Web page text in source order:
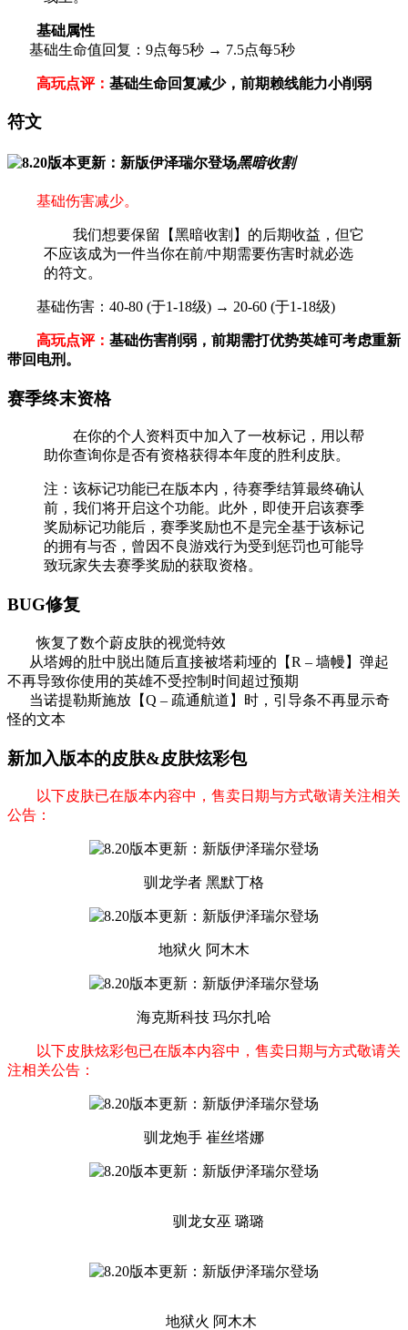
基础属性
基础生命值回复：9点每5秒 → 7.5点每5秒
高玩点评： 基础生命回复减少，前期赖线能力小削弱
符文
黑暗收割
基础伤害减少。
我们想要保留【黑暗收割】的后期收益，但它
不应该成为一件当你在前/中期需要伤害时就必选
的符文。
基础伤害：40-80 (于1-18级) → 20-60 (于1-18级)
高玩点评： 基础伤害削弱，前期需打优势英雄可考虑重新
带回电刑。
赛季终末资格
在你的个人资料页中加入了一枚标记，用以帮
助你查询你是否有资格获得本年度的胜利皮肤。
注：该标记功能已在版本内，待赛季结算最终确认
前，我们将开启这个功能。此外，即使开启该赛季
奖励标记功能后，赛季奖励也不是完全基于该标记
的拥有与否，曾因不良游戏行为受到惩罚也可能导
致玩家失去赛季奖励的获取资格。
BUG修复
恢复了数个蔚皮肤的视觉特效
从塔姆的肚中脱出随后直接被塔莉垭的【R – 墙幔】弹起
不再导致你使用的英雄不受控制时间超过预期
当诺提勒斯施放【Q – 疏通航道】时，引导条不再显示奇
怪的文本
新加入版本的皮肤&皮肤炫彩包
以下皮肤已在版本内容中，售卖日期与方式敬请关注相关
公告：
驯龙学者 黑默丁格
地狱火 阿木木
海克斯科技 玛尔扎哈
以下皮肤炫彩包已在版本内容中，售卖日期与方式敬请关
注相关公告：
驯龙炮手 崔丝塔娜
驯龙女巫 璐璐
地狱火 阿木木